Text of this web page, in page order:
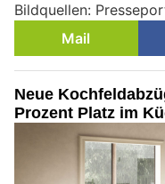
Bildquellen:
Mail
Neue
Prozent Platz im